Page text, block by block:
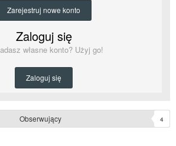
Zarejestruj nowe konto
Zaloguj się
własne konto? Użyj go!
Zaloguj się
Obserwujący 4